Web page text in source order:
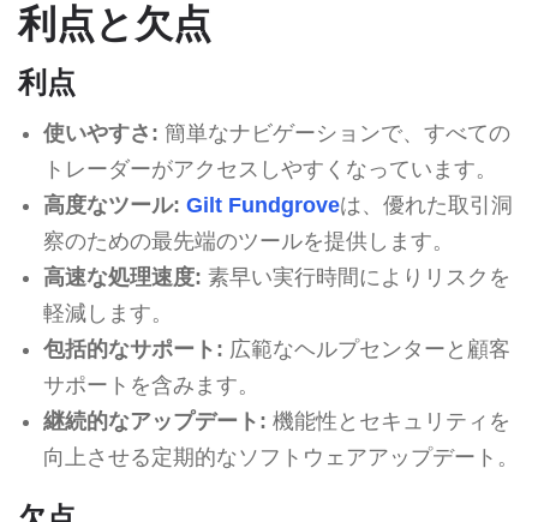
利点と欠点
利点
使いやすさ: 簡単なナビゲーションで、すべての
トレーダーがアクセスしやすくなっています。
高度なツール: Gilt Fundgroveは、優れた取引洞
察のための最先端のツールを提供します。
高速な処理速度: 素早い実行時間によりリスクを
軽減します。
包括的なサポート: 広範なヘルプセンターと顧客
サポートを含みます。
継続的なアップデート: 機能性とセキュリティを
向上させる定期的なソフトウェアアップデート。